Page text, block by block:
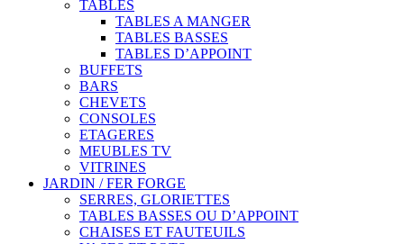
TABLES
TABLES A MANGER
TABLES BASSES
TABLES D’APPOINT
BUFFETS
BARS
CHEVETS
CONSOLES
ETAGERES
MEUBLES TV
VITRINES
JARDIN / FER FORGE
SERRES, GLORIETTES
TABLES BASSES OU D’APPOINT
CHAISES ET FAUTEUILS